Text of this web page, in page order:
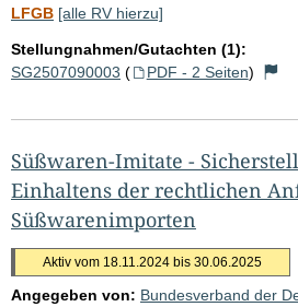
LFGB [alle RV hierzu]
Stellungnahmen/Gutachten (1):
SG2507090003 ( PDF - 2 Seiten)
Süßwaren-Imitate -
Einhaltens der rechtlichen
Süßwarenimporten
Aktiv vom 18.11.2024 bis 30.06.2025
Angegeben von: Bundesverband der